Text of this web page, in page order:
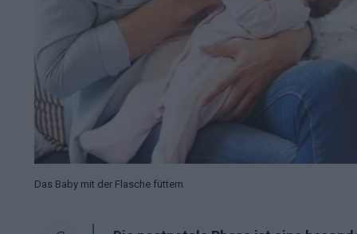
Das Baby mit der Flasche füttern